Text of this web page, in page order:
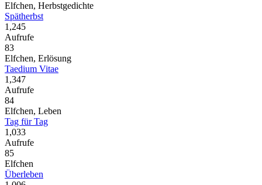
Elfchen, Herbstgedichte
Spätherbst
1,245
Aufrufe
83
Elfchen, Erlösung
Taedium Vitae
1,347
Aufrufe
84
Elfchen, Leben
Tag für Tag
1,033
Aufrufe
85
Elfchen
Überleben